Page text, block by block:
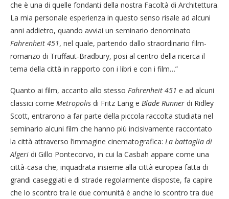
che è una di quelle fondanti della nostra Facoltà di Architettura.
La mia personale esperienza in questo senso risale ad alcuni
anni addietro, quando avviai un seminario denominato
Fahrenheit 451, nel quale, partendo dallo straordinario film-
romanzo di Truffaut-Bradbury, posi al centro della ricerca il
tema della città in rapporto con i libri e con i film…”
Quanto ai film, accanto allo stesso Fahrenheit 451 e ad alcuni
classici come Metropolis di Fritz Lang e Blade Runner di Ridley
Scott, entrarono a far parte della piccola raccolta studiata nel
seminario alcuni film che hanno più incisivamente raccontato
la città attraverso l’immagine cinematografica: La battaglia di
Algeri di Gillo Pontecorvo, in cui la Casbah appare come una
città-casa che, inquadrata insieme alla città europea fatta di
grandi caseggiati e di strade regolarmente disposte, fa capire
che lo scontro tra le due comunità è anche lo scontro tra due